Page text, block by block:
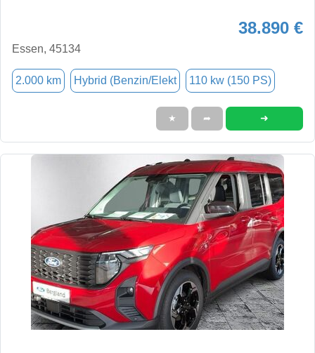
38.890 €
Essen, 45134
2.000 km Hybrid (Benzin/Elekt 110 kw (150 PS)
★ ➦ ➜